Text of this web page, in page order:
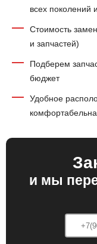
всех поколений
Стоимость
и запчастей)
Подберем
бюджет
Удобное
и мы